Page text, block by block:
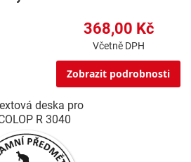
368,00 Kč
Včetně DPH
Zobrazit podrobnosti
deska pro
R 3040